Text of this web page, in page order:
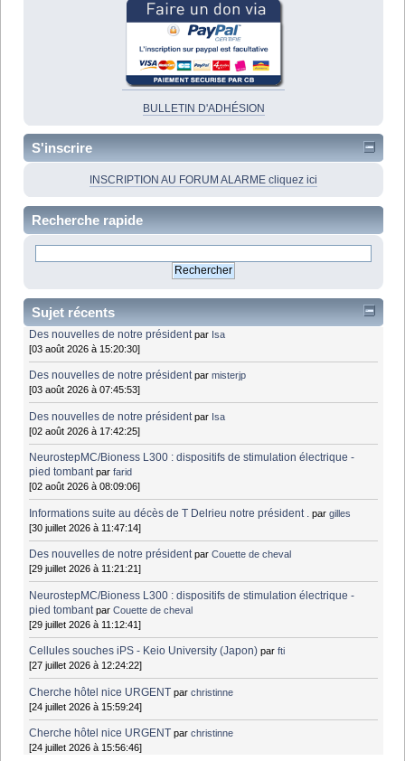
BULLETIN D'ADHÉSION
S'inscrire
INSCRIPTION AU FORUM ALARME cliquez ici
Recherche rapide
Sujet récents
Des nouvelles de notre président par Isa
[03 août 2026 à 15:20:30]
Des nouvelles de notre président parmisterjp
[03 août 2026 à 07:45:53]
Des nouvelles de notre président par Isa
[02 août 2026 à 17:42:25]
NeurostepMC/Bioness L300 : dispositifs de stimulation électrique -
pied tombant parfarid
[02 août 2026 à 08:09:06]
Informations suite au décès de T Delrieu notre président . pargilles
[30 juillet 2026 à 11:47:14]
Des nouvelles de notre président parCouette de cheval
[29 juillet 2026 à 11:21:21]
NeurostepMC/Bioness L300 : dispositifs de stimulation électrique -
pied tombant parCouette de cheval
[29 juillet 2026 à 11:12:41]
Cellules souches iPS - Keio University (Japon) parfti
[27 juillet 2026 à 12:24:22]
Cherche hôtel nice URGENT parchristinne
[24 juillet 2026 à 15:59:24]
Cherche hôtel nice URGENT parchristinne
[24 juillet 2026 à 15:56:46]